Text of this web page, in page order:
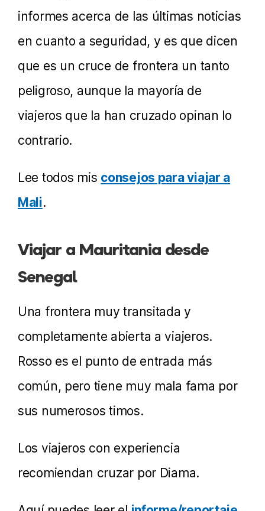
informes acerca de las últimas noticias
en cuanto a seguridad, y es que dicen
que es un cruce de frontera un tanto
peligroso, aunque la mayoría de
viajeros que la han cruzado opinan lo
contrario.
Lee todos mis consejos para viajar a
Mali.
Viajar a Mauritania desde
Senegal
Una frontera muy transitada y
completamente abierta a viajeros.
Rosso es el punto de entrada más
común, pero tiene muy mala fama por
sus numerosos timos.
Los viajeros con experiencia
recomiendan cruzar por Diama.